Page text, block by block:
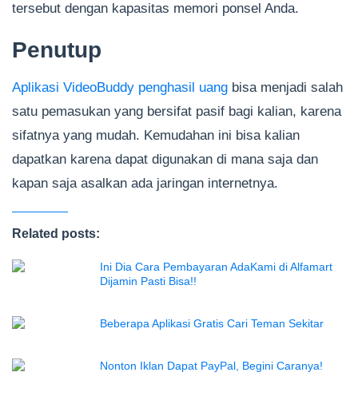
tersebut dengan kapasitas memori ponsel Anda.
Penutup
Aplikasi VideoBuddy penghasil uang bisa menjadi salah
satu pemasukan yang bersifat pasif bagi kalian, karena
sifatnya yang mudah. Kemudahan ini bisa kalian
dapatkan karena dapat digunakan di mana saja dan
kapan saja asalkan ada jaringan internetnya.
Related posts:
Ini Dia Cara Pembayaran AdaKami di Alfamart
Dijamin Pasti Bisa!!
Beberapa Aplikasi Gratis Cari Teman Sekitar
Nonton Iklan Dapat PayPal, Begini Caranya!